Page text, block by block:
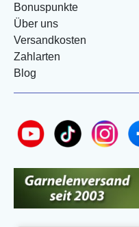
Bonuspunkte
Über uns
Versandkosten
Zahlarten
Blog